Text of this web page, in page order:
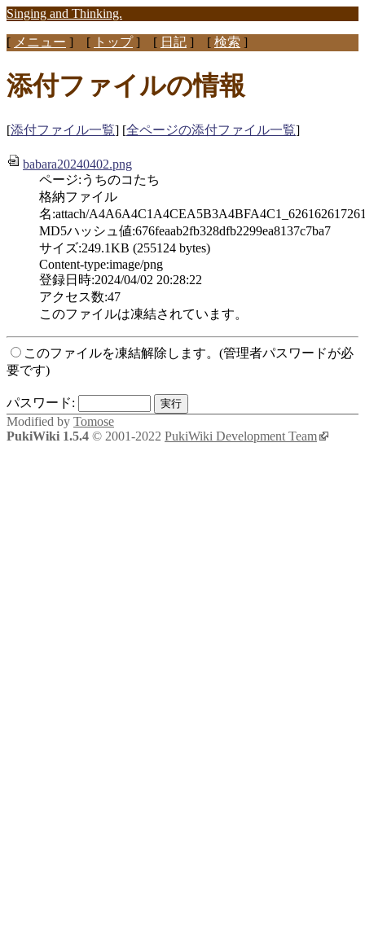
Singing and Thinking.
[ メニュー ] [ トップ] [ 日記 ] [ 検索 ]
添付ファイルの情報
[添付ファイル一覧] [全ページの添付ファイル一覧]
babara20240402.png
ページ:うちのコたち
格納ファイル
名:attach/
MD5ハッシュ値:676feaab2fb328dfb2299ea8137c7ba7
サイズ:249.1KB (255124 bytes)
Content-type:image/png
登録日時:2024/04/02 20:28:22
アクセス数:47
このファイルは凍結されています。
このファイルを凍結解除します。(管理者パスワードが必
要です)
パスワード:
Modified by Tomose
PukiWiki 1.5.4 © 2001-2022 PukiWiki Development Team